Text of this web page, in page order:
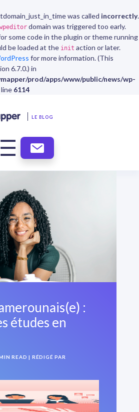
was called incorrectly.
domain was triggered too early.
some code in the plugin or theme running
be loaded at the init action or later.
for more information. (This
6.7.0.) in
prod/apps/www/public/news/wp-
6114
LE BLOG
ABONNEMENT
:
études en
READ| RÉDIGÉ PAR